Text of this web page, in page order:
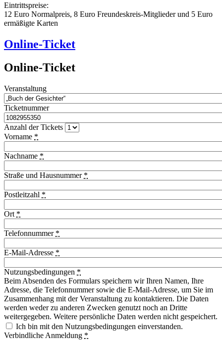
Eintrittspreise:
12 Euro Normalpreis, 8 Euro Freundeskreis-Mitglieder und 5 Euro
ermäßigte Karten
Online-Ticket
Online-Ticket
Veranstaltung
Ticketnummer
Anzahl der Tickets
Vorname *
Nachname *
Straße und Hausnummer *
Postleitzahl *
Ort *
Telefonnummer *
E-Mail-Adresse *
Nutzungsbedingungen *
Beim Absenden des Formulars speichern wir Ihren Namen, Ihre
Adresse, die Telefonnummer sowie die E-Mail-Adresse, um Sie im
Zusammenhang mit der Veranstaltung zu kontaktieren. Die Daten
werden weder zu anderen Zwecken genutzt noch an Dritte
weitergegeben. Weitere persönliche Daten werden nicht gespeichert.
Ich bin mit den Nutzungsbedingungen einverstanden.
Verbindliche Anmeldung *